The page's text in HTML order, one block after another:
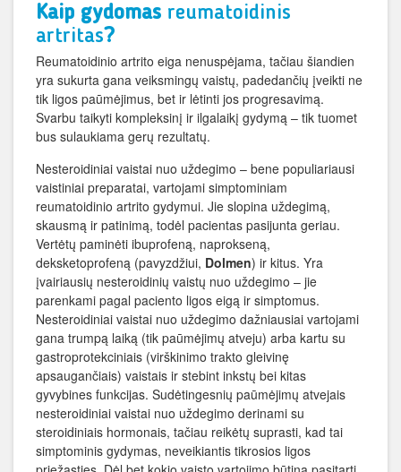
Kaip gydomas reumatoidinis
artritas?
Reumatoidinio artrito eiga nenuspėjama, tačiau šiandien
yra sukurta gana veiksmingų vaistų, padedančių įveikti ne
tik ligos paūmėjimus, bet ir lėtinti jos progresavimą.
Svarbu taikyti kompleksinį ir ilgalaikį gydymą – tik tuomet
bus sulaukiama gerų rezultatų.
Nesteroidiniai vaistai nuo uždegimo – bene populiariausi
vaistiniai preparatai, vartojami simptominiam
reumatoidinio artrito gydymui. Jie slopina uždegimą,
skausmą ir patinimą, todėl pacientas pasijunta geriau.
Vertėtų paminėti ibuprofeną, naprokseną,
deksketoprofeną (pavyzdžiui, Dolmen) ir kitus. Yra
įvairiausių nesteroidinių vaistų nuo uždegimo – jie
parenkami pagal paciento ligos eigą ir simptomus.
Nesteroidiniai vaistai nuo uždegimo dažniausiai vartojami
gana trumpą laiką (tik paūmėjimų atveju) arba kartu su
gastroprotekciniais (virškinimo trakto gleivinę
apsaugančiais) vaistais ir stebint inkstų bei kitas
gyvybines funkcijas. Sudėtingesnių paūmėjimų atvejais
nesteroidiniai vaistai nuo uždegimo derinami su
steroidiniais hormonais, tačiau reikėtų suprasti, kad tai
simptominis gydymas, neveikiantis tikrosios ligos